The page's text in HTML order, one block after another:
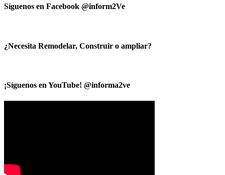
Síguenos en Facebook @inform2Ve
¿Necesita Remodelar, Construir o ampliar?
¡Síguenos en YouTube! @informa2ve